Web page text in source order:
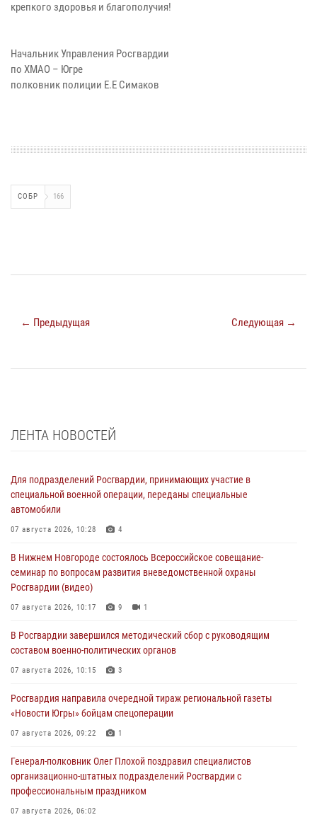
крепкого здоровья и благополучия!
Начальник Управления Росгвардии
по ХМАО – Югре
полковник полиции Е.Е Симаков
СОБР 166
← Предыдущая Следующая →
ЛЕНТА НОВОСТЕЙ
Для подразделений Росгвардии, принимающих участие в
специальной военной операции, переданы специальные
автомобили
07 августа 2026, 10:28 4
В Нижнем Новгороде состоялось Всероссийское совещание-
семинар по вопросам развития вневедомственной охраны
Росгвардии (видео)
07 августа 2026, 10:17 9 1
В Росгвардии завершился методический сбор с руководящим
составом военно-политических органов
07 августа 2026, 10:15 3
Росгвардия направила очередной тираж региональной газеты
«Новости Югры» бойцам спецоперации
07 августа 2026, 09:22 1
Генерал-полковник Олег Плохой поздравил специалистов
организационно-штатных подразделений Росгвардии с
профессиональным праздником
07 августа 2026, 06:02